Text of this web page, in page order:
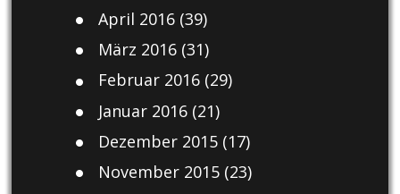
April 2016(39)
März 2016(31)
Februar 2016(29)
Januar 2016(21)
Dezember 2015(17)
November 2015(23)